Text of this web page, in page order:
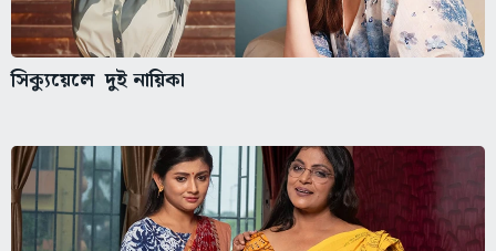
সিক্যুয়েলে দুই নায়িকা